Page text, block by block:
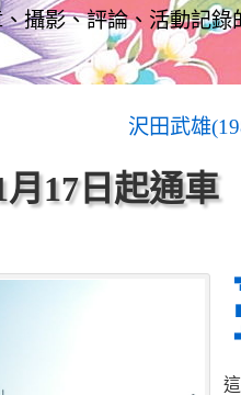
攝影、評論、活動記錄
沢田武雄
17日起通車